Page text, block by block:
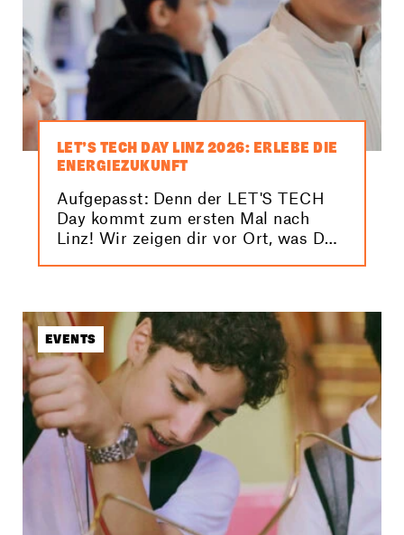
LET’S TECH DAY LINZ 2026: ERLEBE DIE
ENERGIEZUKUNFT
Aufgepasst: Denn der LET'S TECH
Day kommt zum ersten Mal nach
Linz! Wir zeigen dir vor Ort, was DU
EVENTS